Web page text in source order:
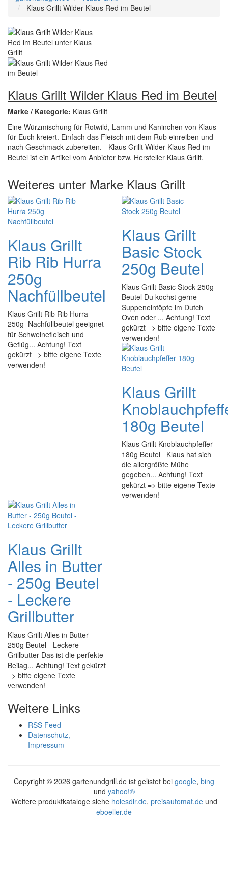
Klaus Grillt Wilder Klaus Red im Beutel
Klaus Grillt Wilder Klaus Red im Beutel
Marke / Kategorie: Klaus Grillt
Eine Würzmischung für Rotwild, Lamm und Kaninchen von Klaus
für Euch kreiert. Einfach das Fleisch mit dem Rub einreiben und
nach Geschmack zubereiten. - Klaus Grillt Wilder Klaus Red im
Beutel ist ein Artikel vom Anbieter bzw. Hersteller Klaus Grillt.
Weiteres unter Marke Klaus Grillt
Klaus Grillt
Rib Rib Hurra
250g
Nachfüllbeutel
Klaus Grillt Rib Rib Hurra
250g Nachfüllbeutel geeignet
für Schweinefleisch und
Geflüg... Achtung! Text
gekürzt => bitte eigene Texte
verwenden!
Klaus Grillt
Basic Stock
250g Beutel
Klaus Grillt Basic Stock 250g
Beutel Du kochst gerne
Suppeneintöpfe im Dutch
Oven oder ... Achtung! Text
gekürzt => bitte eigene Texte
verwenden!
Klaus Grillt
180g Beutel
Klaus Grillt Knoblauchpfeffer
180g Beutel Klaus hat sich
die allergrößte Mühe
gegeben... Achtung! Text
gekürzt => bitte eigene Texte
verwenden!
Klaus Grillt
Alles in Butter
- 250g Beutel
- Leckere
Grillbutter
Klaus Grillt Alles in Butter -
250g Beutel - Leckere
Grillbutter Das ist die perfekte
Beilag... Achtung! Text gekürzt
=> bitte eigene Texte
verwenden!
Weitere Links
RSS Feed
Datenschutz,
Impressum
Copyright © 2026 gartenundgrill.de ist gelistet bei google, bing
und yahoo!®
Weitere produktkataloge siehe holesdir.de, preisautomat.deund
eboeller.de